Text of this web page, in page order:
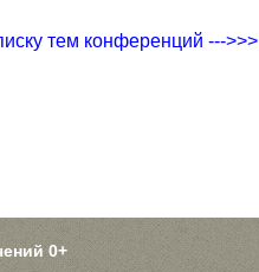
тем конференций --->>>
0+